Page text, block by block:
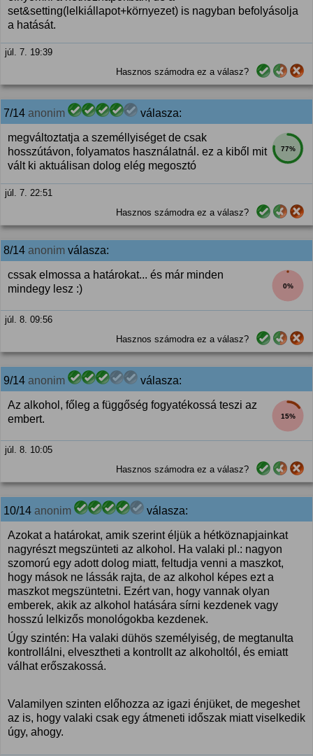
set&setting(lelkiállapot+környezet) is nagyban befolyásolja
a hatását.
júl. 7. 19:39
Hasznos számodra ez a válasz?
7/14 anonim válasza:
77%
megváltoztatja a személlyiséget de csak
hosszútávon, folyamatos használatnál. ez a kiből mit
vált ki aktuálisan dolog elég megosztó
júl. 7. 22:51
Hasznos számodra ez a válasz?
8/14 anonim válasza:
0%
cssak elmossa a határokat... és már minden
mindegy lesz :)
júl. 8. 09:56
Hasznos számodra ez a válasz?
9/14 anonim válasza:
15%
Az alkohol, főleg a függőség fogyatékossá teszi az
embert.
júl. 8. 10:05
Hasznos számodra ez a válasz?
10/14 anonim válasza:
Azokat a határokat, amik szerint éljük a hétköznapjainkat
nagyrészt megszünteti az alkohol. Ha valaki pl.: nagyon
szomorú egy adott dolog miatt, feltudja venni a maszkot,
hogy mások ne lássák rajta, de az alkohol képes ezt a
maszkot megszüntetni. Ezért van, hogy vannak olyan
emberek, akik az alkohol hatására sírni kezdenek vagy
hosszú lelkizős monológokba kezdenek.
Úgy szintén: Ha valaki dühös személyiség, de megtanulta
kontrollálni, elvesztheti a kontrollt az alkoholtól, és emiatt
válhat erőszakossá.
Valamilyen szinten előhozza az igazi énjüket, de megeshet
az is, hogy valaki csak egy átmeneti időszak miatt viselkedik
úgy, ahogy.